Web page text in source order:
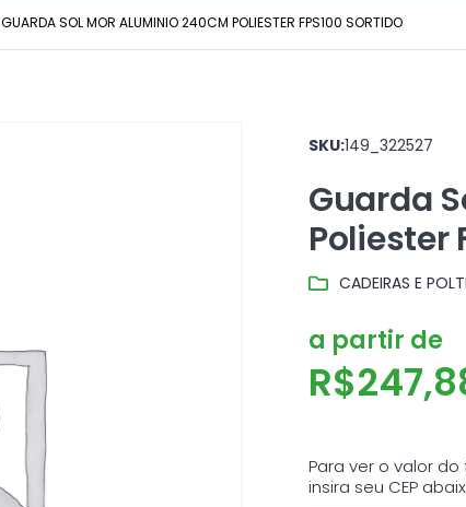
GUARDA SOL MOR ALUMINIO 240CM POLIESTER FPS100 SORTIDO
SKU:149_322527
Guarda
Poliester
CADEIRAS E
a partir de
R$
Para ver o valor do
insira seu CEP